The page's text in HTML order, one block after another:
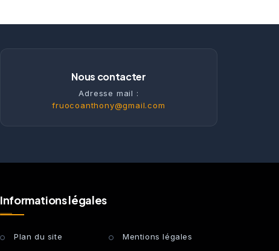
Nous contacter
Adresse mail :
fruocoanthony@gmail.com
Informations légales
Plan du site Mentions légales